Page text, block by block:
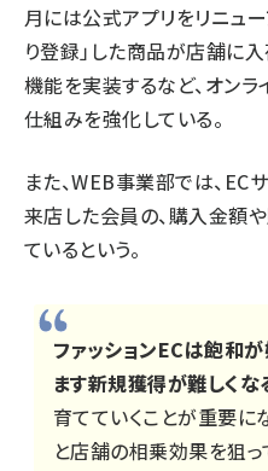
月には公式アプリをリニュー
り登録」した商品が店舗に
機能を実装するなど、オン
仕組みを強化している。
また、WEB事業部では、EC
来店した会員の、購入金額
ているという。
ファッションECは飽和が
ます新規獲得が難しくな
育てていくことが重要に
と店舗の相乗効果を狙っ